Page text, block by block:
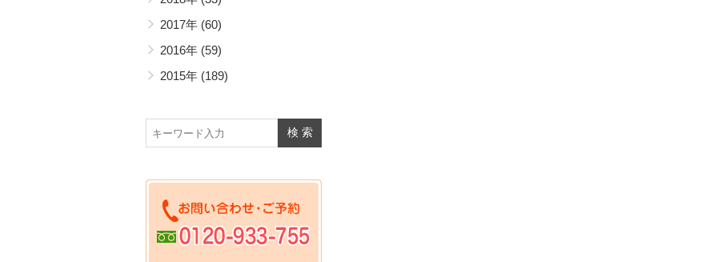
2017年 (60)
2016年 (59)
2015年 (189)